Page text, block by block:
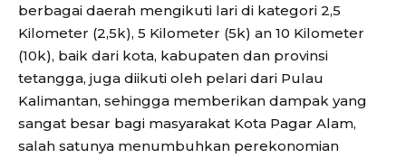
berbagai daerah mengikuti lari di kategori 2,5
Kilometer (2,5k), 5 Kilometer (5k) an 10 Kilometer
(10k), baik dari kota, kabupaten dan provinsi
tetangga, juga diikuti oleh pelari dari Pulau
Kalimantan, sehingga memberikan dampak yang
sangat besar bagi masyarakat Kota Pagar Alam,
salah satunya menumbuhkan perekonomian